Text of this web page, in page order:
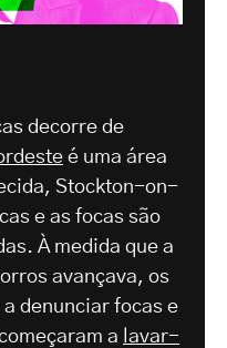
decorre de
é uma área
Stockton-on-
e as focas são
À medida que a
avançava, os
denunciar focas e
a lavar-